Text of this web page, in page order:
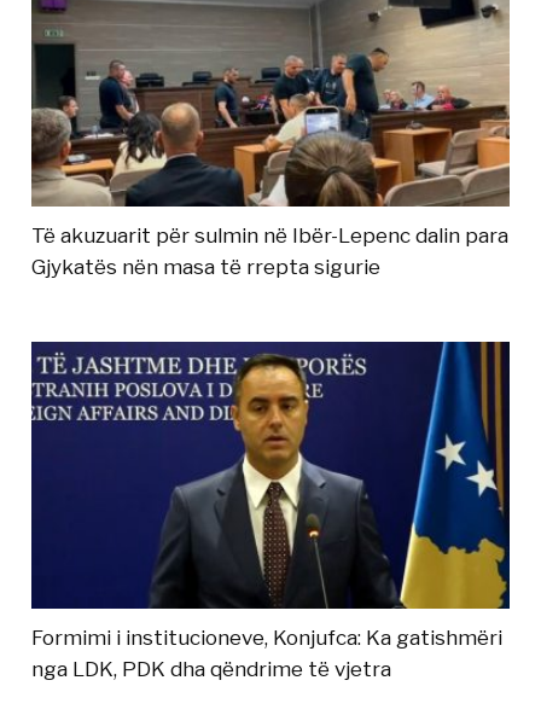
Të akuzuarit për sulmin në Ibër-Lepenc dalin para
Gjykatës nën masa të rrepta sigurie
Formimi i institucioneve, Konjufca: Ka gatishmëri
nga LDK, PDK dha qëndrime të vjetra